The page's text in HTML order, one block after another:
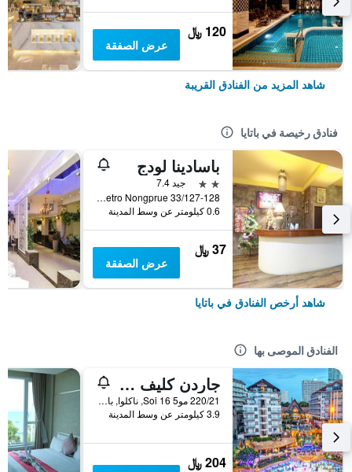
120 ﷼
عرض الصفقة
شاهد المزيد من الفنادق القريبة
فنادق رخيصة في باتايا
باسادينا لودج
2 نجمتين
جيد 7.4
33/127-128 Moo 10 Soi Lk Metro Nongprue, باتايا, تايلاند
0.6 كيلومتر عن وسط المدينة
37 ﷼
عرض الصفقة
شاهد أرخص الفنادق في باتايا
الفنادق الموصى بها
جاردن كليف ريزورت آند سبا
220/21 مو5 Soi 16, ناكلوا, بانغلامونغ, باتايا, تايلاند
3.9 كيلومتر عن وسط المدينة
204 ﷼